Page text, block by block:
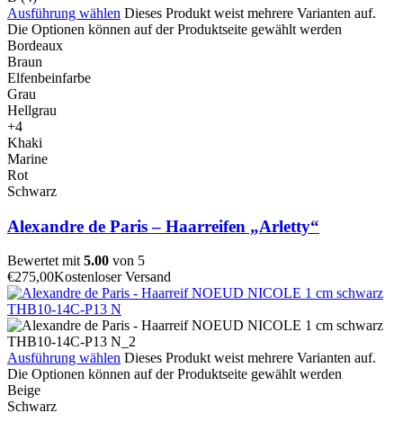
Ausführung wählen Dieses Produkt weist mehrere Varianten auf.
Die Optionen können auf der Produktseite gewählt werden
Bordeaux
Braun
Elfenbeinfarbe
Grau
Hellgrau
+4
Khaki
Marine
Rot
Schwarz
Alexandre de Paris – Haarreifen „Arletty“
Bewertet mit 5.00 von 5
€275,00Kostenloser Versand
Ausführung wählen Dieses Produkt weist mehrere Varianten auf.
Die Optionen können auf der Produktseite gewählt werden
Beige
Schwarz